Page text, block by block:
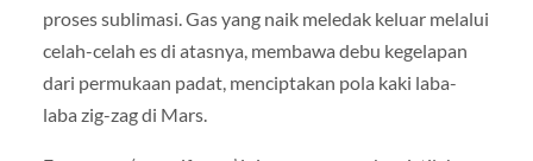
proses sublimasi. Gas yang naik meledak keluar melalui
celah-celah es di atasnya, membawa debu kegelapan
dari permukaan padat, menciptakan pola kaki laba-
laba zig-zag di Mars.